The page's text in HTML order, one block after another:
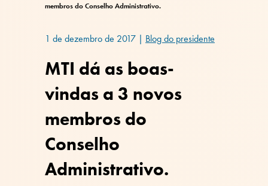
membros do Conselho Administrativo.
1 de dezembro de 2017 | Blog do presidente
MTI dá as boas-
vindas a 3 novos
membros do
Conselho
Administrativo.